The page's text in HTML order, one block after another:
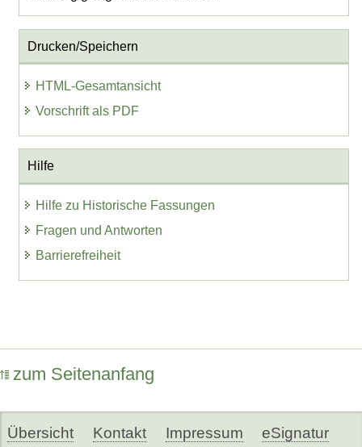
Drucken/Speichern
HTML-Gesamtansicht
Vorschrift als PDF
Hilfe
Hilfe zu Historische Fassungen
Fragen und Antworten
Barrierefreiheit
zum Seitenanfang
Übersicht Kontakt Impressum eSignatur